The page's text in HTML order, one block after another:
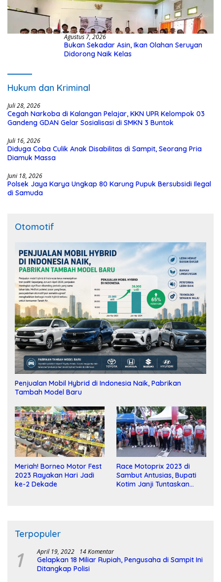
Agustus 7, 2026
Bukan Sekadar Asin, Ikan Olahan Seruyan
Didorong Naik Kelas
Hukum dan Kriminal
Juli 28, 2026
Cegah Narkoba di Kalangan Pelajar, KKN UPR Kelompok 03
Gandeng GDAN Gelar Sosialisasi di SMKN 3 Buntok
Juli 16, 2026
Diduga Coba Culik Anak Disabilitas di Sampit, Seorang Pria
Diamuk Massa
Juni 18, 2026
Polsek Jaya Karya Ungkap 80 Karung Pupuk Bersubsidi Ilegal
di Samuda
Otomotif
Penjualan Mobil Hybrid di Indonesia Naik, Pabrikan
Tambah Model Baru
Meriah! Borneo Motor Fest
2023 Rayakan Hari Jadi
ke-2 Dekade
Race Motoprix 2023 di
Sambut Antusias, Bupati
Kotim Janji Tuntaskan
Terpopuler
1 April 19, 2022 14 Komentar
Gelapkan 18 Miliar Rupiah, Pengusaha di Sampit Ini
Ditangkap Polisi